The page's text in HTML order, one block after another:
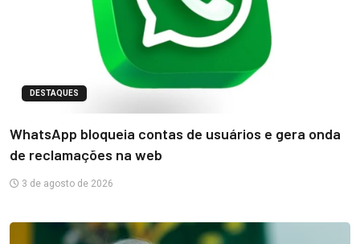
DESTAQUES
WhatsApp bloqueia contas de usuários e gera onda
de reclamações na web
3 de agosto de 2026